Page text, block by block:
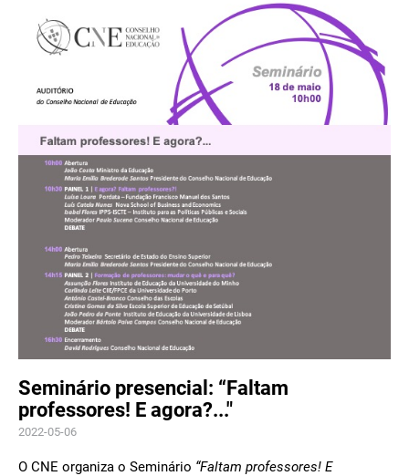
Seminário presencial: “Faltam
professores! E agora?..."
2022-05-06
O CNE organiza o Seminário “Faltam professores! E